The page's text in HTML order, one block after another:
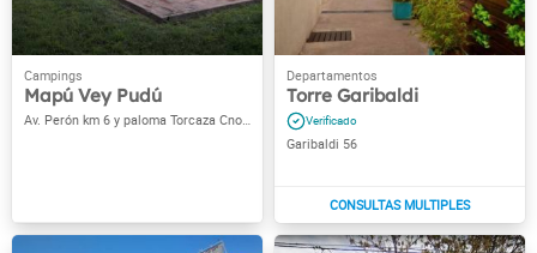
Mapú Vey Pudú
Av. Perón km 6 y paloma Torcaza Cno. a Toay
Torre Garibaldi
Garibaldi 56